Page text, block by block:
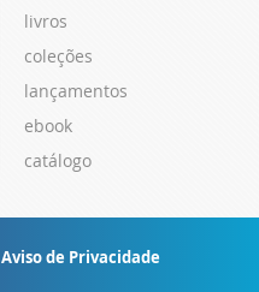
livros
coleções
lançamentos
ebook
catálogo
Aviso de Privacidade